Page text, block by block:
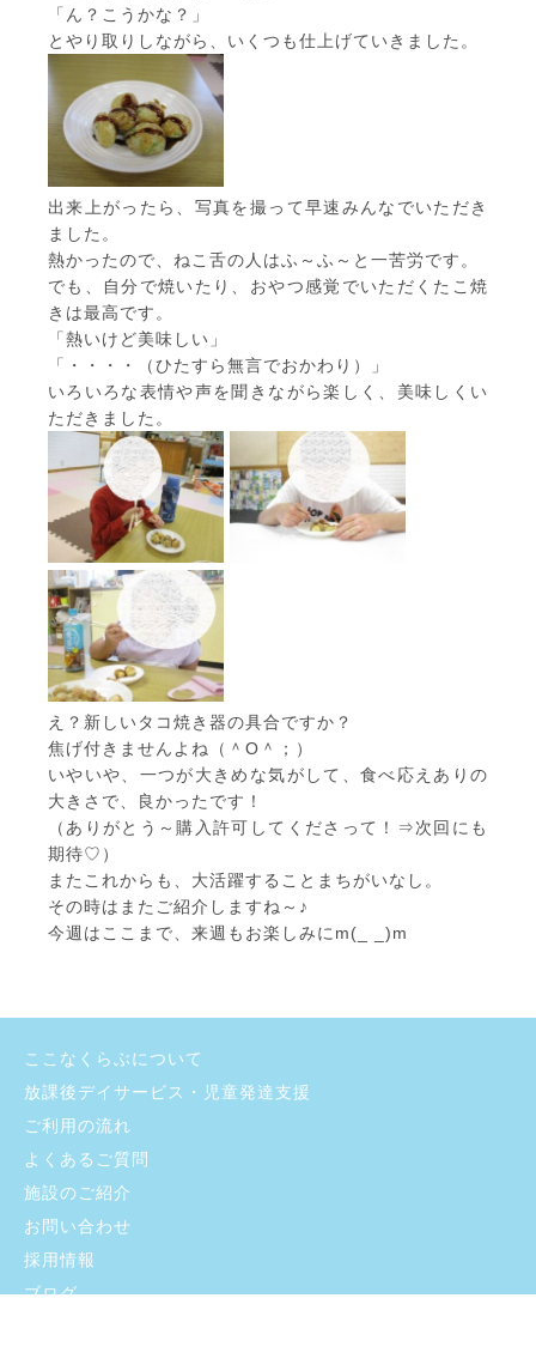
「ん？こうかな？」
とやり取りしながら、いくつも仕上げていきました。
出来上がったら、写真を撮って早速みんなでいただき
ました。
熱かったので、ねこ舌の人はふ～ふ～と一苦労です。
でも、自分で焼いたり、おやつ感覚でいただくたこ焼
きは最高です。
「熱いけど美味しい」
「・・・・（ひたすら無言でおかわり）」
いろいろな表情や声を聞きながら楽しく、美味しくい
ただきました。
え？新しいタコ焼き器の具合ですか？
焦げ付きませんよね（＾O＾；）
いやいや、一つが大きめな気がして、食べ応えありの
大きさで、良かったです！
（ありがとう～購入許可してくださって！⇒次回にも
期待♡）
またこれからも、大活躍することまちがいなし。
その時はまたご紹介しますね～♪
今週はここまで、来週もお楽しみにm(_ _)m
ここなくらぶについて
放課後デイサービス・児童発達支援
ご利用の流れ
よくあるご質問
施設のご紹介
お問い合わせ
採用情報
ブログ